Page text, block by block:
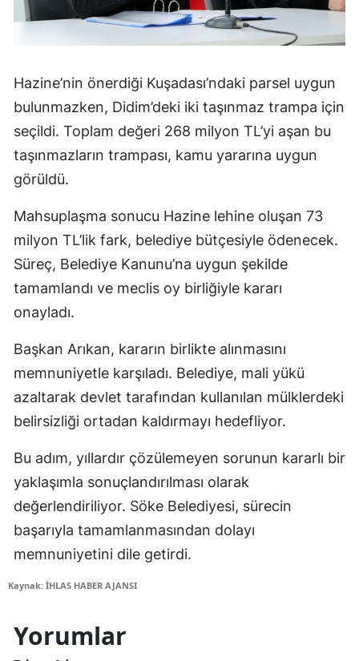
Hazine’nin önerdiği Kuşadası’ndaki parsel uygun
bulunmazken, Didim’deki iki taşınmaz trampa için
seçildi. Toplam değeri 268 milyon TL’yi aşan bu
taşınmazların trampası, kamu yararına uygun
görüldü.
Mahsuplaşma sonucu Hazine lehine oluşan 73
milyon TL’lik fark, belediye bütçesiyle ödenecek.
Süreç, Belediye Kanunu’na uygun şekilde
tamamlandı ve meclis oy birliğiyle kararı
onayladı.
Başkan Arıkan, kararın birlikte alınmasını
memnuniyetle karşıladı. Belediye, mali yükü
azaltarak devlet tarafından kullanılan mülklerdeki
belirsizliği ortadan kaldırmayı hedefliyor.
Bu adım, yıllardır çözülemeyen sorunun kararlı bir
yaklaşımla sonuçlandırılması olarak
değerlendiriliyor. Söke Belediyesi, sürecin
başarıyla tamamlanmasından dolayı
memnuniyetini dile getirdi.
Kaynak: İHLAS HABER AJANSI
Yorumlar